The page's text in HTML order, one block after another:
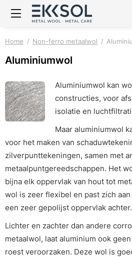
Home Non-ferro metaalwol
Aluminiumwol
Aluminiumwol kan
constructies, voor
isolatie en
Maar aluminiumwol
voor het maken van
zilverpunttekeningen, samen met
metaalpuntgereedschappen. Het
bijna elk oppervlak van hout tot
wol is zeer flexibel en past zich
een zeer gepolijst oppervlak achter.
Lichter en zachter dan andere
metaalwol, laat aluminium ook
roest veroorzaken. Deze wol is